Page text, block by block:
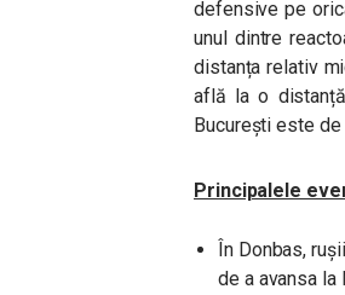
defensive pe
unul dintre
distanța relativ
află la o
București este
Principalele
În Donbas,
de a avansa la